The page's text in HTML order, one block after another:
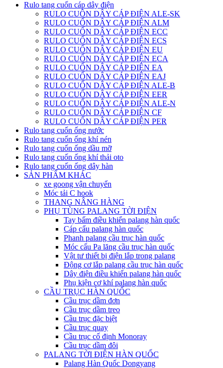
Rulo tang cuốn cáp dây điện
RULO CUÔN DÂY CÁP ĐIỆN ALE-SK
RULO CUỐN DÂY CÁP ĐIỆN ALM
RULO CUỐN DÂY CÁP ĐIỆN ECC
RULO CUỐN DÂY CÁP ĐIỆN ECS
RULO CUỐN DÂY CÁP ĐIỆN EU
RULO CUỐN DÂY CÁP ĐIỆN ECA
RULO CUỐN DÂY CÁP ĐIỆN EA
RULO CUỐN DÂY CÁP ĐIỆN EAJ
RULO CUỐN DÂY CÁP ĐIỆN ALE-B
RULO CUỐN DÂY CÁP ĐIỆN EER
RULO CUỐN DÂY CÁP ĐIỆN ALE-N
RULO CUỐN DÂY CÁP ĐIỆN CF
RULO CUỐN DÂY CÁP ĐIỆN PER
Rulo tang cuốn ống nước
Rulo tang cuốn ống khí nén
Rulo tang cuốn ống dầu mỡ
Rulo tang cuốn ống khí thải oto
Rulo tang cuốn ống dây hàn
SẢN PHẨM KHÁC
xe goong vận chuyển
Móc tải C hook
THANG NÂNG HÀNG
PHỤ TÙNG PALANG TỜI ĐIỆN
Tay bấm điều khiển palang hàn quốc
Cáp cẩu palang hàn quốc
Phanh palang cầu trục hàn quốc
Móc cẩu Pa lăng cầu trục hàn quốc
Vật tư thiết bị điện lắp trong palang
Động cơ lắp palang cầu trục hàn quốc
Dây điện điều khiển palang hàn quốc
Phụ kiện cơ khí palang hàn quốc
CẦU TRỤC HÀN QUỐC
Cầu trục dầm đơn
Cầu trục dầm treo
Cầu trục đặc biệt
Cầu trục quay
Cầu trục cố định Monoray
Cầu trục dầm đôi
PALANG TỜI ĐIỆN HÀN QUỐC
Palang Hàn Quốc Dongyang